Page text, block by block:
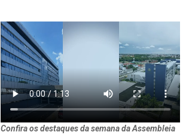
Confira os destaques da semana da Assembleia